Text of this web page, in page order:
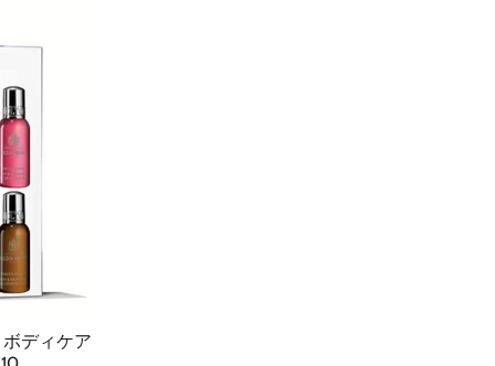
ディケア